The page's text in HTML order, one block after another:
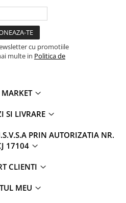
cu promotiile
multe in Politica de
SI LIVRARE
PRIN AUTORIZATIA NR.
17104
CLIENTI
MEU